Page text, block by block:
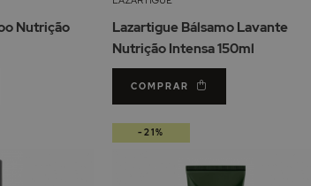
Desejos
Nutrição
Lazartigue Bálsamo Lavante
Nutrição Intensa 150ml
COMPRAR
-21%